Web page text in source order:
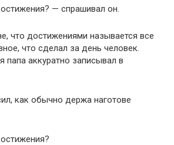
— спрашивал он.
что достижениями называется все
что сделал за день человек.
папа аккуратно записывал в
как обычно держа наготове